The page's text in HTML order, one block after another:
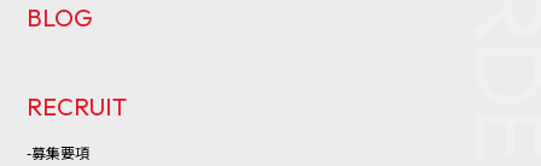
BLOG
RECRUIT
-募集要項